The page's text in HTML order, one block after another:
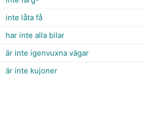
inte låta få
har inte alla bilar
är inte igenvuxna vägar
är inte kujoner